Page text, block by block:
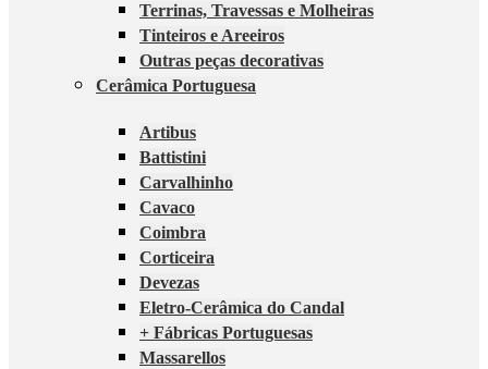
Terrinas, Travessas e Molheiras
Tinteiros e Areeiros
Outras peças decorativas
Cerâmica Portuguesa
Artibus
Battistini
Carvalhinho
Cavaco
Coimbra
Corticeira
Devezas
Eletro-Cerâmica do Candal
+ Fábricas Portuguesas
Massarellos